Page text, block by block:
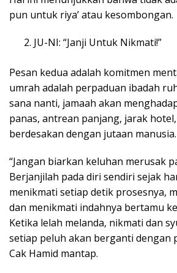
pun untuk riya’ atau kesombongan.
JU-NI: “Janji Untuk Nikmati!”
Pesan kedua adalah komitmen
umrah adalah perpaduan ibadah
sana nanti, jamaah akan
panas, antrean panjang, jarak
berdesakan dengan jutaan manusia.
“Jangan biarkan keluhan merusak
Berjanjilah pada diri sendiri sejak
menikmati setiap detik prosesnya,
dan menikmati indahnya bertamu
Ketika lelah melanda, nikmati dan
setiap peluh akan berganti dengan
Cak Hamid mantap.